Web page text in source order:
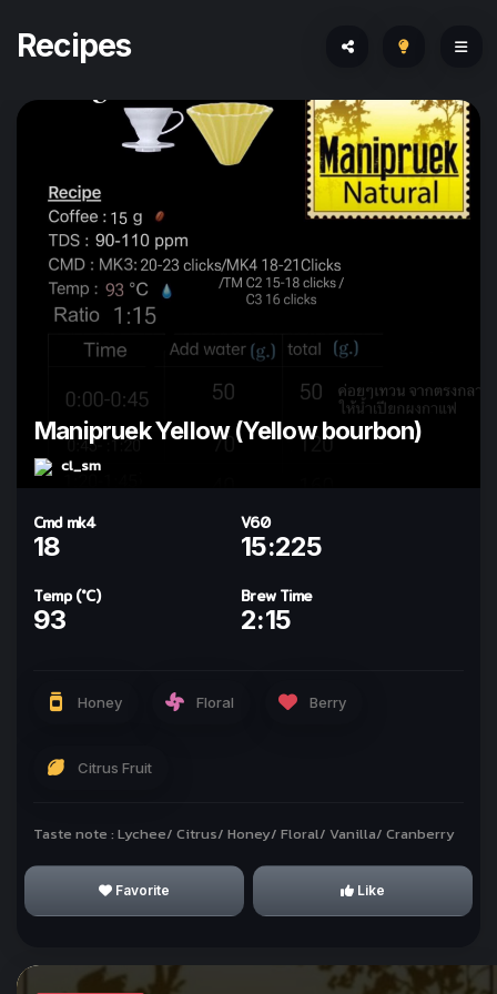
Recipes
Manipruek Yellow (Yellow bourbon)
cl_sm
Cmd mk4
18
Temp (°C)
93
V60
15:225
Brew Time
2:15
Honey Floral Berry
Citrus Fruit
Taste note : Lychee/ Citrus/ Honey/ Floral/ Vanilla/ Cranberry
Favorite Like
ทำให้ทุกวันเป็นกาแฟกับ